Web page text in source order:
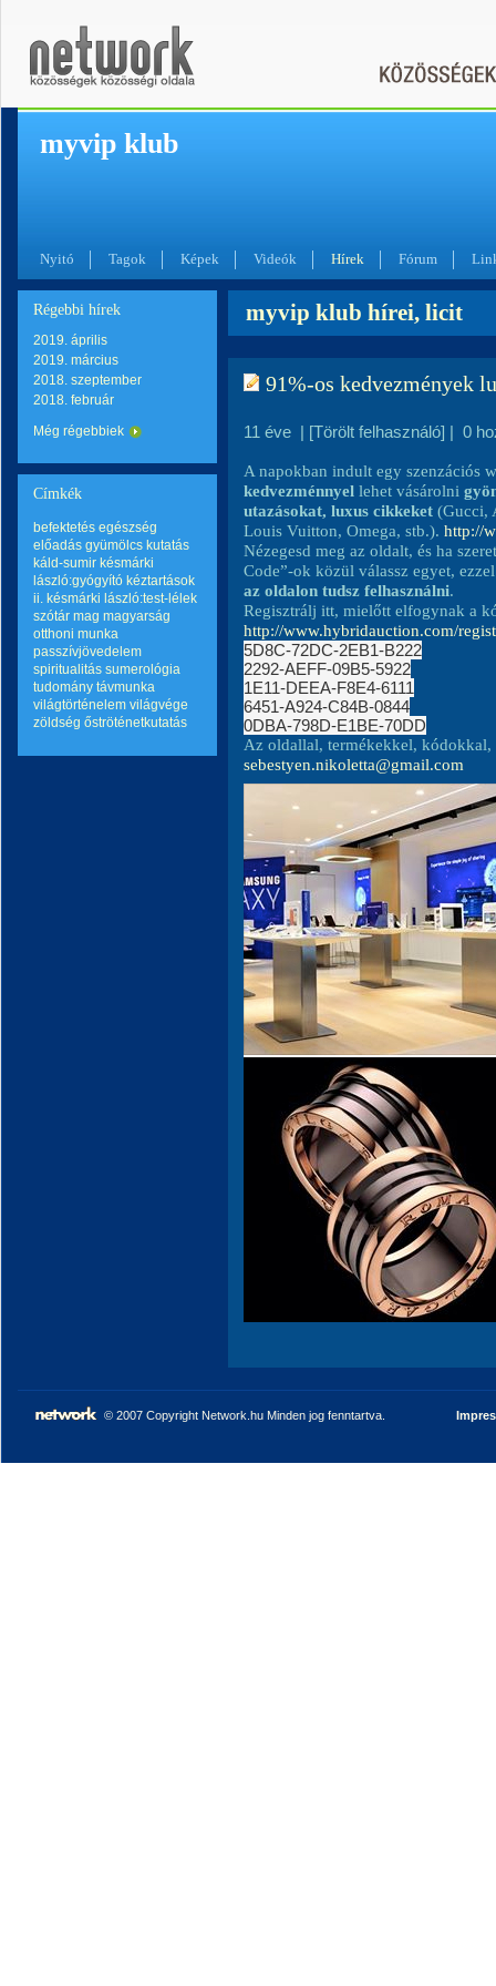
myvip klub
Nyitó Tagok Képek Videók Hírek Fórum
Régebbi hírek
2019. április
2019. március
2018. szeptember
2018. február
Még régebbiek
Címkék
befektetés egészség
előadás gyümölcs kutatás
káld-sumir késmárki
lászló:gyógyító kéztartások
ii. késmárki lászló:test-lélek
szótár mag magyarság
otthoni munka
passzívjövedelem
spiritualitás sumerológia
tudomány távmunka
világtörténelem világvége
zöldség őströténetkutatás
myvip klub hírei, licit
91%-os kedvezmények
11 éve | [Törölt felhasználó] | 0
A napokban indult egy szenzációs
kedvezménnyel lehet vásárolni
utazásokat, luxus cikkeket (Gucci,
Louis Vuitton, Omega, stb.). http://
Nézegesd meg az oldalt, és ha
Code”-ok közül válassz egyet,
az oldalon tudsz felhasználni.
Regisztrálj itt, mielőtt elfogynak a
http://www.hybridauction.com/
5D8C-72DC-2EB1-B222
2292-AEFF-09B5-5922
1E11-DEEA-F8E4-6111
6451-A924-C84B-0844
0DBA-798D-E1BE-70DD
Az oldallal, termékekkel, kódokkal,
sebestyen.nikoletta@gmail.com
© 2007 Copyright Network.hu Minden jog fenntartva.